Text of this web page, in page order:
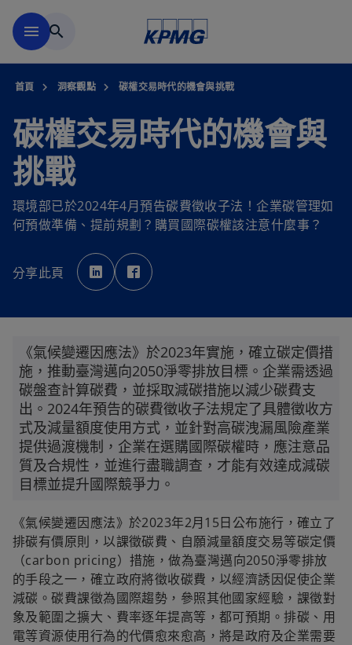
menu search
首頁 洞察觀點 碳權交易時代的機會與挑戰
碳權交易時代的機會與
挑戰
環境部已於2024年4月預告碳費徵收子法！企業碳管理如
何預做準備、提前規劃？購買國際碳權該注意什麼事？
分享此頁
在
新
標
籤
新
標
《氣候變遷因應法》於2023年實施，確立碳定價措
施，推動臺灣邁向2050淨零排放目標。企業需透過
碳盤查計算碳費，並採取減碳措施以減少碳費支
出。2024年預告的碳費徵收子法規定了具體徵收方
式及減量額度使用方式，並針對高碳洩漏風險產業
提供過渡機制，企業在選購國際碳權時，應注意品
質及合規性，並進行盡職調查，才能有效達成減碳
目標並提升國際競爭力。
《氣候變遷因應法》於2023年2月15日公布施行，確立了
排碳有價原則，以課徵碳費、自願減量額度交易等碳定價
（carbon pricing）措施，做為臺灣邁向2050淨零排放
的手段之一，確立政府將徵收碳費，以經濟誘因促使企業
減碳。碳費課徵為國際趨勢，參照其他國家經驗，課徵對
象及範圍之擴大、費率逐年提高等，都可預期。排碳、用
電等資源使用行為的代價愈來愈高，將是政府及企業需要